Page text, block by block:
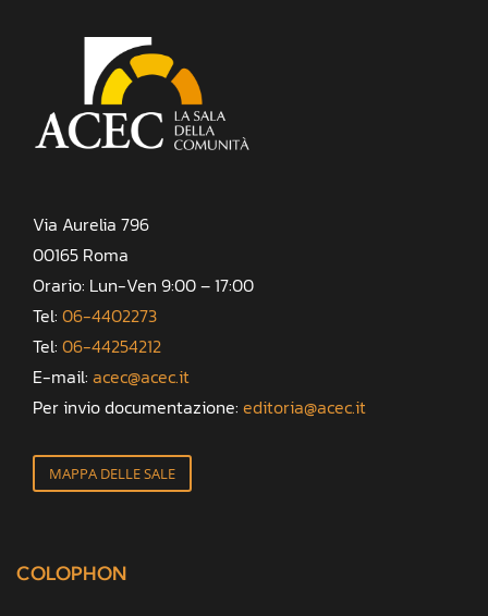
Via Aurelia 796
00165 Roma
Orario: Lun-Ven 9:00 – 17:00
Tel: 06-4402273
Tel: 06-44254212
E-mail: acec@acec.it
Per invio documentazione: editoria@acec.it
MAPPA DELLE SALE
COLOPHON